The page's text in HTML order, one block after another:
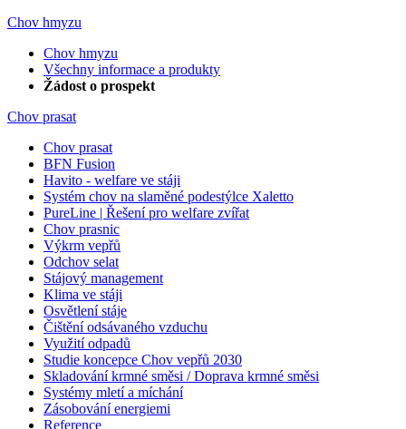
Chov hmyzu
Chov hmyzu
Všechny informace a produkty
Žádost o prospekt
Chov prasat
Chov prasat
BFN Fusion
Havito - welfare ve stáji
Systém chov na slaměné podestýlce Xaletto
PureLine | Řešení pro welfare zvířat
Chov prasnic
Výkrm vepřů
Odchov selat
Stájový management
Klima ve stáji
Osvětlení stáje
Čištění odsávaného vzduchu
Využití odpadů
Studie koncepce Chov vepřů 2030
Skladování krmné směsi / Doprava krmné směsi
Systémy mletí a míchání
Zásobování energiemi
Reference